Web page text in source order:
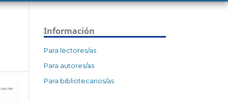
Información
Para lectores/as
Para autores/as
Para bibliotecarios/as